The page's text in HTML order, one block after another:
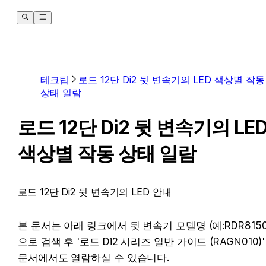
테크팁
로드 12단 Di2 뒷 변속기의 LED 색상별 작동
상태 일람
로드 12단 Di2 뒷 변속기의
색상별 작동 상태 일람
로드 12단 Di2 뒷 변속기의 LED 안내
본 문서는 아래 링크에서 뒷 변속기 모델명 (예
으로 검색 후 '로드 Di2 시리즈 일반 가이드 (RAGN010)'
문서에서도 열람하실 수 있습니다.